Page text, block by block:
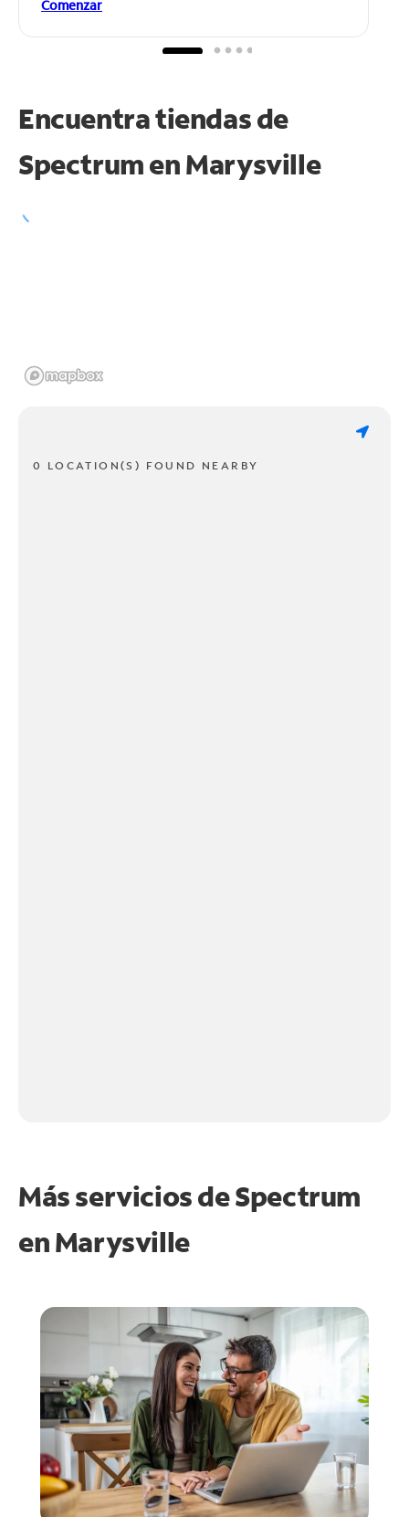
Comenzar
Encuentra tiendas de
Spectrum enMarysville
0 LOCATION(S) FOUND NEARBY
Más servicios de Spectrum
enMarysville